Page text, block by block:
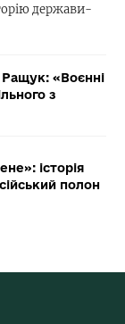
держави-
«Воєнні
з
історія
полон